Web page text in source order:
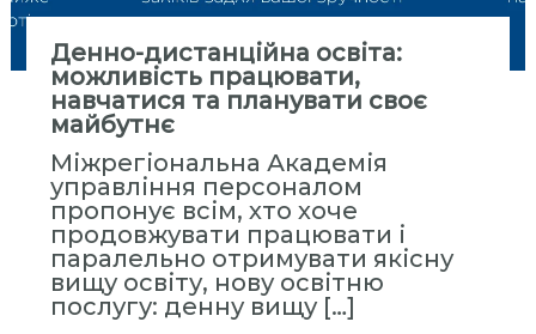
Денно-дистанційна освіта:
можливість працювати,
навчатися та планувати своє
майбутнє
Міжрегіональна Академія
управління персоналом
пропонує всім, хто хоче
продовжувати працювати і
паралельно отримувати якісну
вищу освіту, нову освітню
послугу: денну вищу […]